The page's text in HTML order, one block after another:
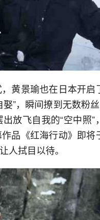
黄景瑜也在日本开启
”，瞬间撩到无数粉丝
放飞自我的“空中照”
品《红海行动》即
人拭目以待。